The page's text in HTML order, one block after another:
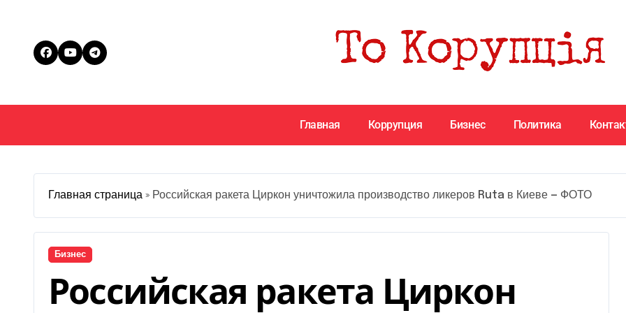
Главная Коррупция Бизнес Политика
Главная страница » Российская ракета Циркон уничтожила производство ликеров Ruta в Киеве — ФОТО
Бизнес
Российская ракета Циркон